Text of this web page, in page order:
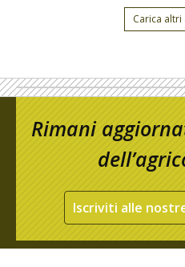
Carica
Rimani
Iscriviti alle